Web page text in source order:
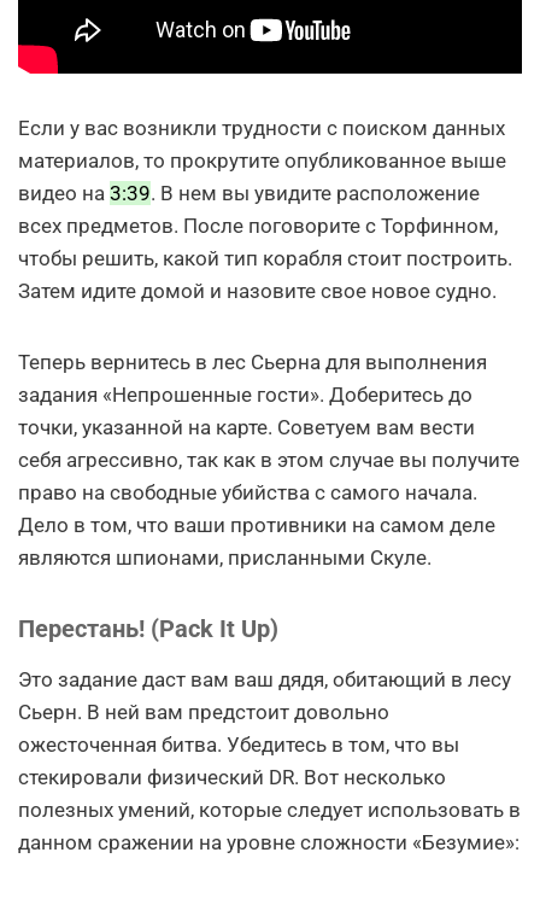
Если у вас возникли трудности с поиском данных
материалов, то прокрутите опубликованное выше
видео на 3:39. В нем вы увидите расположение
всех предметов. После поговорите с Торфинном,
чтобы решить, какой тип корабля стоит построить.
Затем идите домой и назовите свое новое судно.
Теперь вернитесь в лес Сьерна для выполнения
задания «Непрошенные гости». Доберитесь до
точки, указанной на карте. Советуем вам вести
себя агрессивно, так как в этом случае вы получите
право на свободные убийства с самого начала.
Дело в том, что ваши противники на самом деле
являются шпионами, присланными Скуле.
Перестань! (Pack It Up)
Это задание даст вам ваш дядя, обитающий в лесу
Сьерн. В ней вам предстоит довольно
ожесточенная битва. Убедитесь в том, что вы
стекировали физический DR. Вот несколько
полезных умений, которые следует использовать в
данном сражении на уровне сложности «Безумие»: